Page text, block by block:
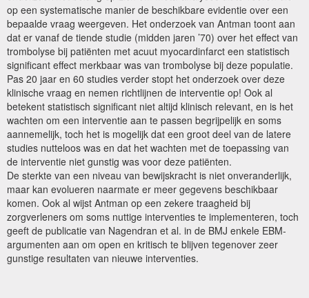
op een systematische manier de beschikbare evidentie over een
bepaalde vraag weergeven. Het onderzoek van Antman toont aan
dat er vanaf de tiende studie (midden jaren ’70) over het effect van
trombolyse bij patiënten met acuut myocardinfarct een statistisch
significant effect merkbaar was van trombolyse bij deze populatie.
Pas 20 jaar en 60 studies verder stopt het onderzoek over deze
klinische vraag en nemen richtlijnen de interventie op! Ook al
betekent statistisch significant niet altijd klinisch relevant, en is het
wachten om een interventie aan te passen begrijpelijk en soms
aannemelijk, toch het is mogelijk dat een groot deel van de latere
studies nutteloos was en dat het wachten met de toepassing van
de interventie niet gunstig was voor deze patiënten.
De sterkte van een niveau van bewijskracht is niet onveranderlijk,
maar kan evolueren naarmate er meer gegevens beschikbaar
komen. Ook al wijst Antman op een zekere traagheid bij
zorgverleners om soms nuttige interventies te implementeren, toch
geeft de publicatie van Nagendran et al. in de BMJ enkele EBM-
argumenten aan om open en kritisch te blijven tegenover zeer
gunstige resultaten van nieuwe interventies.